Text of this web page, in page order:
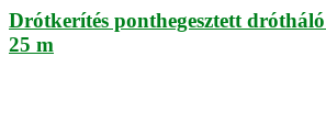
Drótkerítés ponthegesztett
25 m